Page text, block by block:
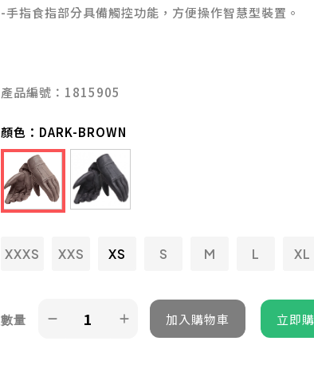
-手指食指部分具備觸控功能，方便操作智慧型裝置。
產品編號：1815905
顏色： DARK-BROWN
XXXS XXS XS S M L XL
數量